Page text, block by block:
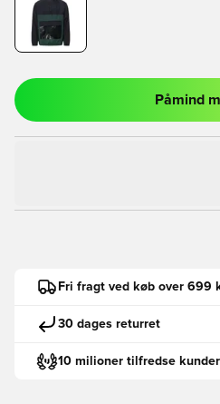
Påmind
Fri fragt ved køb over 699
30 dages returret
10 milioner tilfredse